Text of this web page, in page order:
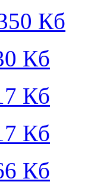
Кб
Кб
Кб
Кб
Кб